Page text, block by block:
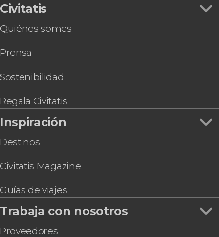
Tour en kayak por Bilbao
Visita guiada por el Museo de Bellas Artes de
Civitatis
Quiénes somos
Prensa
Sostenibilidad
Regala Civitatis
Inspiración
Destinos
Civitatis Magazine
Guías de viajes
Trabaja con nosotros
Proveedores